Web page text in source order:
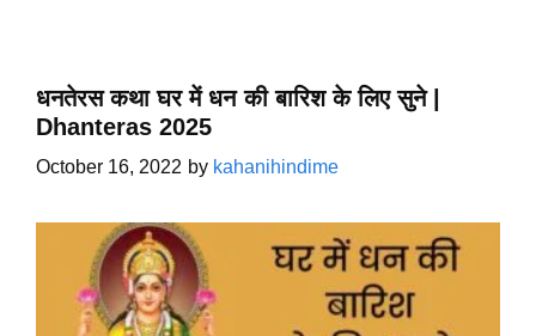
धनतेरस कथा घर में धन की बारिश के लिए सुने |
Dhanteras 2025
October 16, 2022 by kahanihindime